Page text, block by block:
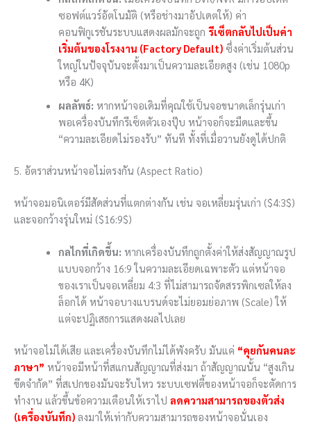
ซอฟต์แวร์อัตโนมัติ (หรือช่างมาอัปเดตให้) ค่า
คอนฟิกูเรชันระบบแสดงผลมักจะถูก รีเซ็ตกลับไปเป็นค่า
เริ่มต้นของโรงงาน (Factory Default)ซึ่งค่าเริ่มต้นส่วน
ใหญ่ในปัจจุบันจะตั้งมาเป็นความละเอียดสูง (เช่น 1080p
หรือ 4K)
ผลลัพธ์: หากหน้าจอเดิมที่คุณใช้เป็นจอขนาดเล็กรุ่นเก่า
พอเครื่องบันทึกรีเซ็ตตัวเองปุ๊บ หน้าจอก็จะมืดและขึ้น
“ความละเอียดไม่รองรับ” ทันที ทั้งที่เมื่อวานยังดูได้ปกติ
5. อัตราส่วนหน้าจอไม่ตรงกัน (Aspect Ratio)
หน้าจอมอนิเตอร์มีสัดส่วนที่แตกต่างกัน เช่น จอเหลี่ยมรุ่นเก่า ($4:3$)
และจอกว้างรุ่นใหม่ ($16:9$)
กลไกที่เกิดขึ้น: หากเครื่องบันทึกถูกตั้งค่าให้ส่งสัญญาณรูป
แบบจอกว้าง 16:9 ในความละเอียดเฉพาะตัว แต่หน้าจอ
ของเราเป็นจอเหลี่ยม 4:3 ที่ไม่สามารถจัดสรรพิกเซลให้ลง
ล็อกได้ หน้าจอบางแบรนด์จะไม่ยอมย่อภาพ (Scale) ให้
แต่จะปฏิเสธการแสดงผลไปเลย
หน้าจอไม่ได้เสีย และเครื่องบันทึกไม่ได้พังครับ มันแค่ “คุยกันคนละ
ภาษา” หน้าจอมีหน้าที่สแกนสัญญาณที่ส่งมา ถ้าสัญญาณนั้น “สูงเกิน
ขีดจำกัด” ที่สเปกของมันจะรับไหว ระบบเซฟตี้ของหน้าจอก็จะตัดการ
ทำงาน แล้วขึ้นข้อความเตือนให้เราไป ลดความสามารถของตัวส่ง
(เครื่องบันทึก) ลงมาให้เท่ากับความสามารถของหน้าจอนั่นเอง